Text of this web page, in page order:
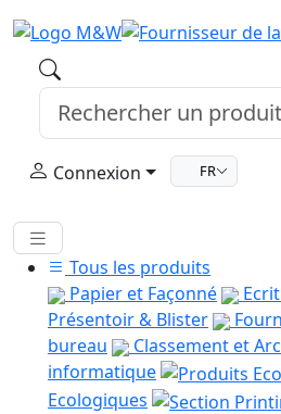
Connexion FR
Tous les produits
Papier et Façonné
Présentoir & Blister
bureau
Classement et
informatique
Ecologiques